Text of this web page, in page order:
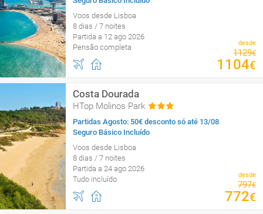
Voos desde Lisboa
8 dias / 7 noites
Partida a 12 ago 2026
Pensão completa
desde
1129€
1104€
Costa Dourada
HTop Molinos Park
Partidas Agosto: 50€ desconto só até 13/08
Seguro Básico Incluído
Voos desde Lisboa
8 dias / 7 noites
Partida a 24 ago 2026
Tudo incluído
desde
797€
772€